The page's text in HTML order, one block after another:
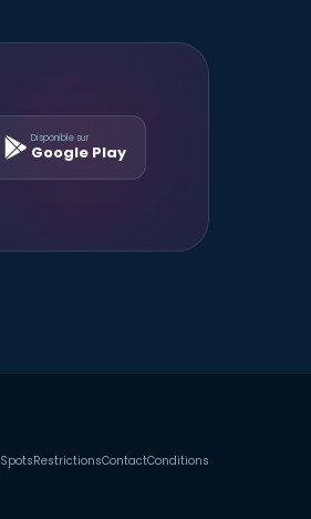
Disponible sur
Google Play
SpotsRestrictionsContactConditions